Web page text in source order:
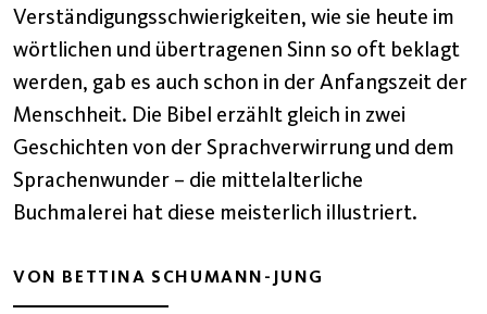
Verständigungsschwierigkeiten, wie sie heute im
wörtlichen und übertragenen Sinn so oft beklagt
werden, gab es auch schon in der Anfangszeit der
Menschheit. Die Bibel erzählt gleich in zwei
Geschichten von der Sprachverwirrung und dem
Sprachenwunder – die mittelalterliche
Buchmalerei hat diese meisterlich illustriert.
VON BETTINA SCHUMANN-JUNG